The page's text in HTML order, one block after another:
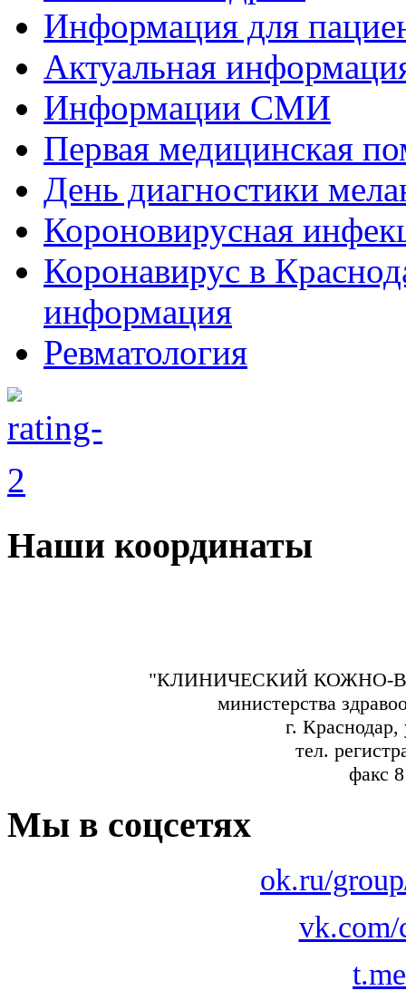
Информация для
Актуальная
Информации СМИ
Первая медицинская
День диагностики
Короновирусная
Коронавирус в
информация
Ревматология
Наши координаты
"КЛИНИЧЕСКИЙ КОЖНО-
министерства
г.
тел.
факс
Мы в соцсетях
ok.ru/
vk.com/